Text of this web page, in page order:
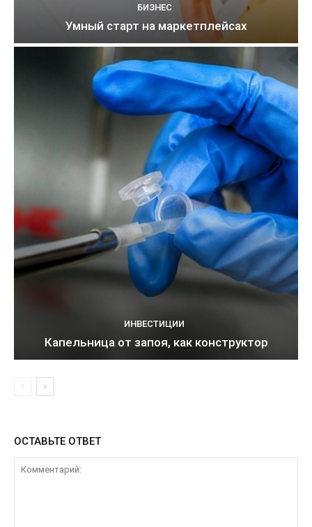
БИЗНЕС
Умный старт на маркетплейсах
ИНВЕСТИЦИИ
Капельница от запоя, как конструктор
ОСТАВЬТЕ ОТВЕТ